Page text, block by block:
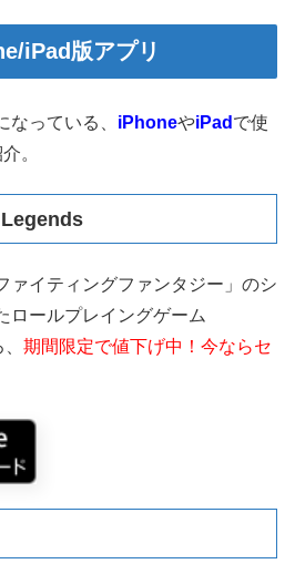
iPad版アプリ
なっている、 iPhoneやiPad で使
。
ァイティングファンタジー」のシ
ロールプレイングゲーム
期間限定で値下げ中！今ならセ